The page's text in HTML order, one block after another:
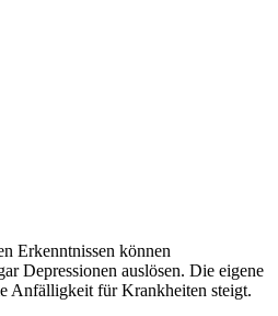
Erkenntnissen können
Depressionen auslösen. Die eigene
Anfälligkeit für Krankheiten steigt.